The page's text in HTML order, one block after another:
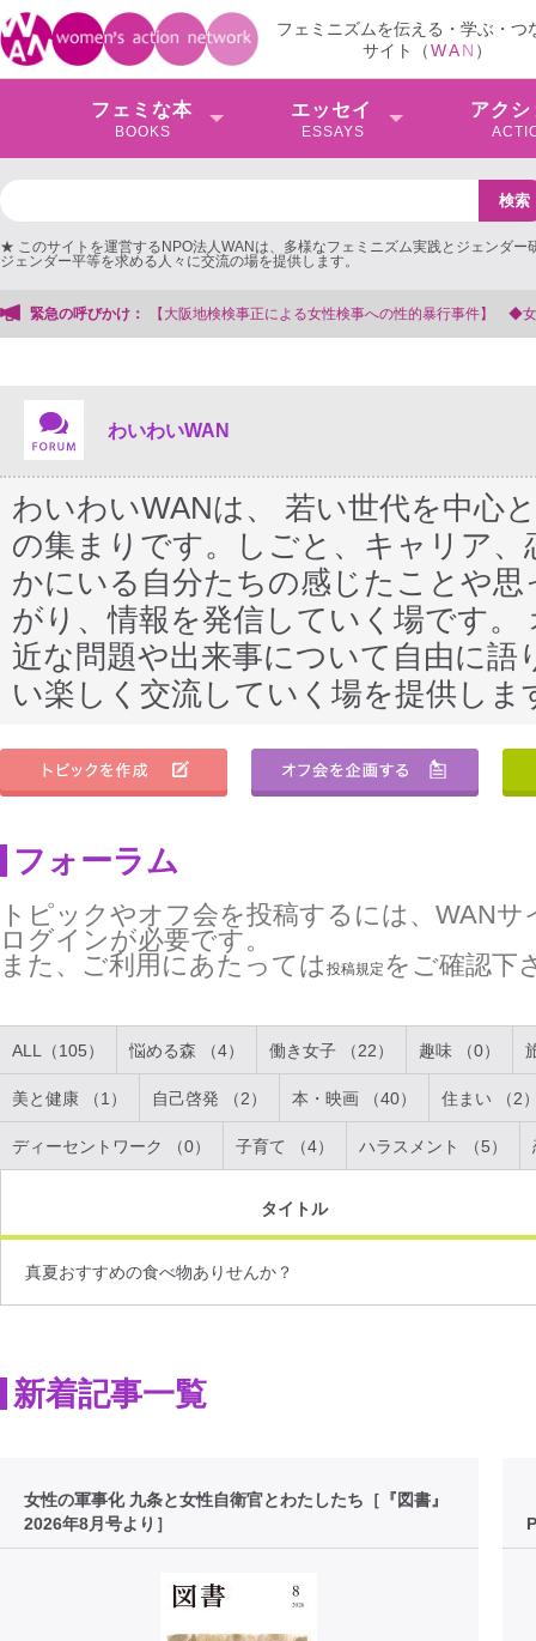
フェミニズムを伝える・学ぶ・つ
サイト（WAN ）
フェミな本
BOOKS
エッセイ
ESSAYS
アクシ
★ このサイトを運営するNPO法人WANは、多様なフェミニズム実践とジェンダー
ジェンダー平等を求める人々に交流の場を提供します。
緊急の呼びかけ：
性的暴行事件】 ◆女性検事を支援する会事務局
わいわいWAN
わいわいWANは、 若い世代を中心
の集まりです。しごと、キャリア
かにいる自分たちの感じたことや
がり、情報を発信していく場です
近な問題や出来事について自由に
い楽しく交流していく場を提供しま
フォーラム
トピックやオフ会を投稿するには、WAN
ログインが必要です。
また、ご利用にあたっては 投稿規定 をご確認下
ALL（105） 悩める森 （4） 働き女子 （22） 趣味 （0）
美と健康 （1） 自己啓発 （2） 本・映画 （40） 住まい （2
ディーセントワーク （0） 子育て （4） ハラスメント （5）
タイトル
真夏おすすめの食べ物ありせんか？
新着記事一覧
女性の軍事化 九条と女性自衛官とわたしたち［『図書』
2026年8月号より］